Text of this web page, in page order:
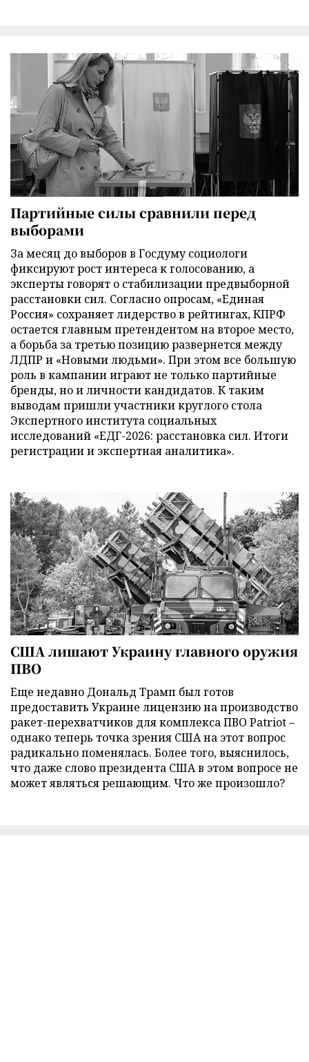
Партийные силы сравнили перед
выборами
За месяц до выборов в Госдуму социологи
фиксируют рост интереса к голосованию, а
эксперты говорят о стабилизации предвыборной
расстановки сил. Согласно опросам, «Единая
Россия» сохраняет лидерство в рейтингах, КПРФ
остается главным претендентом на второе место,
а борьба за третью позицию развернется между
ЛДПР и «Новыми людьми». При этом все большую
роль в кампании играют не только партийные
бренды, но и личности кандидатов. К таким
выводам пришли участники круглого стола
Экспертного института социальных
исследований «ЕДГ-2026: расстановка сил. Итоги
регистрации и экспертная аналитика».
США лишают Украину главного оружия
ПВО
Еще недавно Дональд Трамп был готов
предоставить Украине лицензию на производство
ракет-перехватчиков для комплекса ПВО Patriot –
однако теперь точка зрения США на этот вопрос
радикально поменялась. Более того, выяснилось,
что даже слово президента США в этом вопросе не
может являться решающим. Что же произошло?